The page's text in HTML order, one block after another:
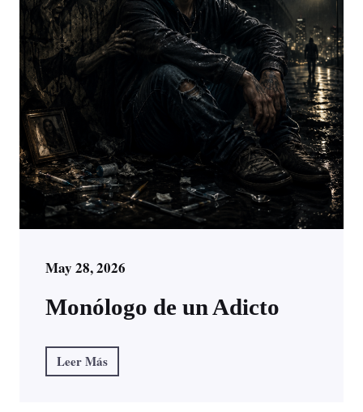
May 28, 2026
Monólogo de un Adicto
Leer Más